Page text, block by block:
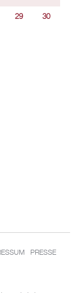
29 30
PRESSE